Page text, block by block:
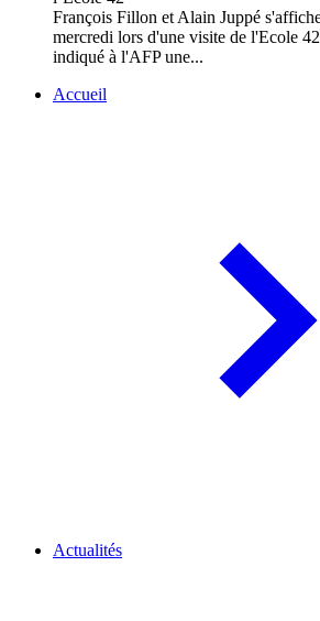
François Fillon et Alain Juppé
mercredi lors d'une visite de l'Ecole
indiqué à l'AFP une...
Accueil
Actualités